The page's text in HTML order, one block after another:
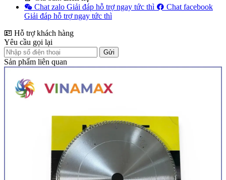
Chat zalo Giải đáp hỗ trợ ngay tức thì
Chat facebook
Giải đáp hỗ trợ ngay tức thì
Hỗ trợ khách hàng
Yêu cầu gọi lại
Gửi
Sản phẩm liên quan